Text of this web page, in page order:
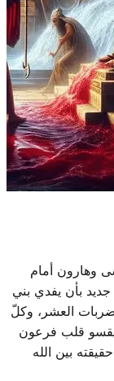
وهارون أمام
بأن يفدي بني
العشر، وكلّ
يقسو قلب فرعون
بين الله